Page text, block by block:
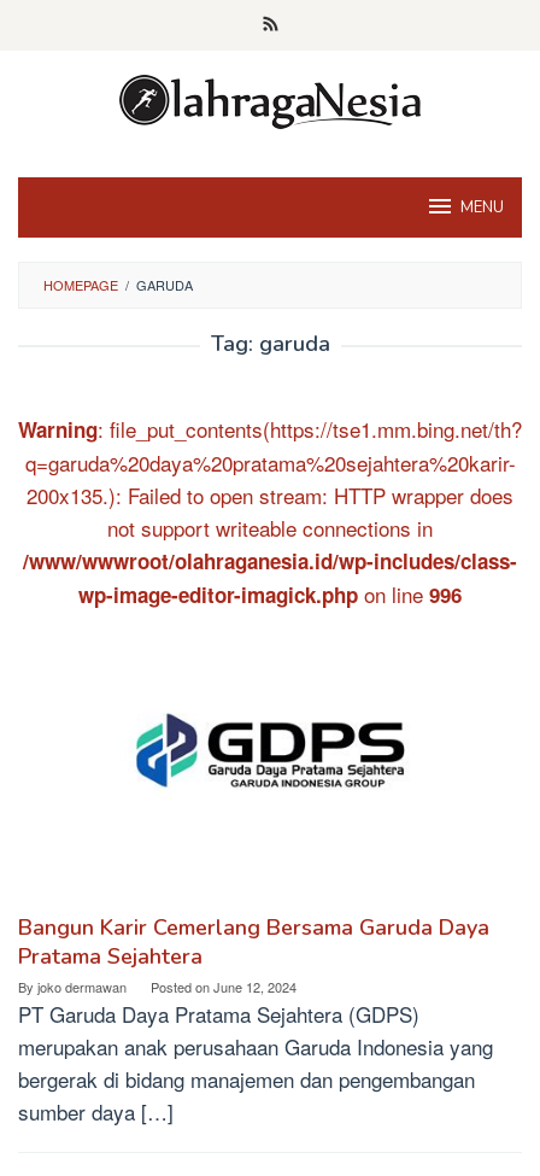
MENU
HOMEPAGE / GARUDA
Tag: garuda
Warning: file_put_contents(https://tse1.mm.bing.net/th?
q=garuda%20daya%20pratama%20sejahtera%20karir-
200x135.): Failed to open stream: HTTP wrapper does
not support writeable connections in
/www/wwwroot/olahraganesia.id/wp-includes/class-
wp-image-editor-imagick.php on line 996
Bangun Karir Cemerlang Bersama Garuda Daya
Pratama Sejahtera
By joko dermawan Posted onJune 12, 2024
PT Garuda Daya Pratama Sejahtera (GDPS)
merupakan anak perusahaan Garuda Indonesia yang
bergerak di bidang manajemen dan pengembangan
sumber daya […]